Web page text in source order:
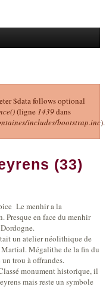
$data follows optional
(ligne 1439dans
includes/bootstrap.inc).
(33)
Le menhir a la
Presque en face du menhir
un atelier néolithique de
Mégalithe de la fin du
trou à offrandes.
monument historique, il
mais reste un symbole